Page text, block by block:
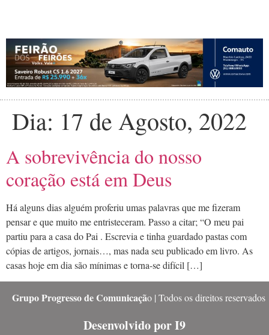
Dia: 17 de Agosto, 2022
A sobrevivência do nosso
coração está em Deus
Há alguns dias alguém proferiu umas palavras que me fizeram
pensar e que muito me entristeceram. Passo a citar; “O meu pai
partiu para a casa do Pai . Escrevia e tinha guardado pastas com
cópias de artigos, jornais…, mas nada seu publicado em livro. As
casas hoje em dia são mínimas e torna-se difícil […]
Grupo Progresso de Comunicação | Todos os direitos reservados
Desenvolvido por I9